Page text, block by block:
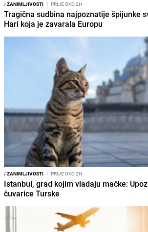
/ZANIMLJIVOSTI I PRIJE OKO 2H
Tragična sudbina najpoznatije špijunke
Hari koja je zavarala Europu
/ZANIMLJIVOSTI I PRIJE OKO 2H
Istanbul, grad kojim vladaju mačke:
čuvarice Turske